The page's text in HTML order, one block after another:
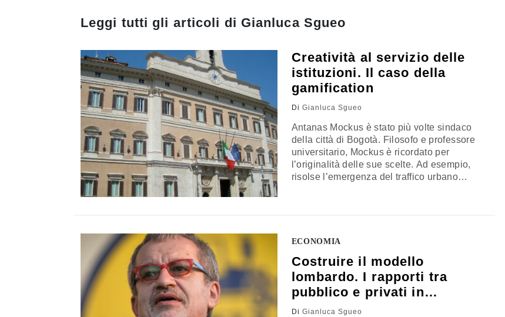
Leggi tutti gli articoli di Gianluca Sgueo
Creatività al servizio delle
istituzioni. Il caso della
gamification
Di Gianluca Sgueo
Antanas Mockus è stato più volte sindaco
della città di Bogotà. Filosofo e professore
universitario, Mockus è ricordato per
l’originalità delle sue scelte. Ad esempio,
risolse l’emergenza del traffico urbano
del quartiere. Studiare le idee di…
ECONOMIA
Costruire il modello
lombardo. I rapporti tra
pubblico e privati in
Lombardia
Di Gianluca Sgueo